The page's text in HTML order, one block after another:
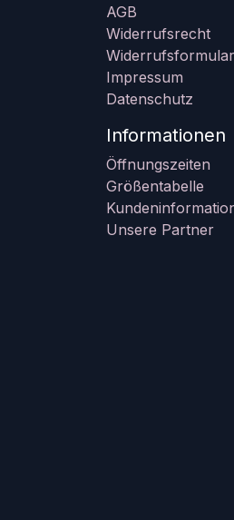
AGB
Widerrufsrecht
Widerrufsformular
Impressum
Datenschutz
Informationen
Öffnungszeiten
Größentabelle
Unsere Partner